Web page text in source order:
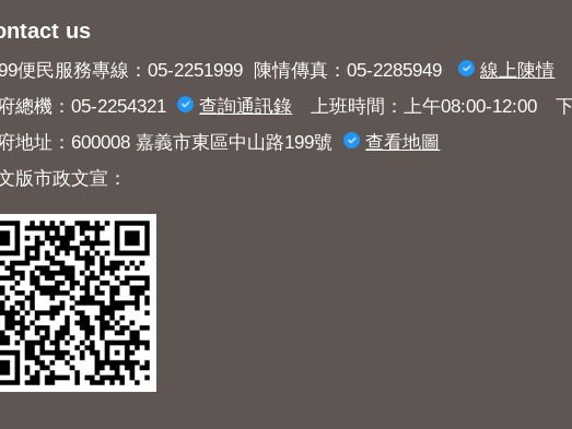
us
便民服務專線：05-2251999 陳情傳真：05-2285949
線上陳情
總機：05-2254321
查詢​通訊錄 上班時間：上午08:00-12:00
地址：600008 嘉義市東區中山路199號
查看地圖
版市政文宣：